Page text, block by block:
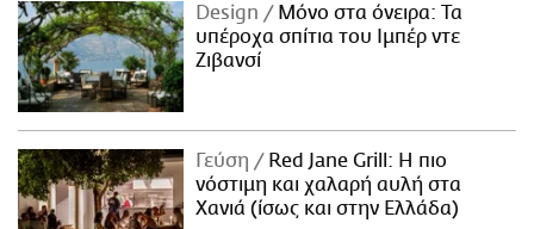
Design
Μόνο στα όνειρα: Τα
υπέροχα σπίτια του Ιμπέρ ντε
Ζιβανσί
Γεύση
Red Jane Grill: Η πιο
νόστιμη και χαλαρή αυλή στα
Χανιά (ίσως και στην Ελλάδα)